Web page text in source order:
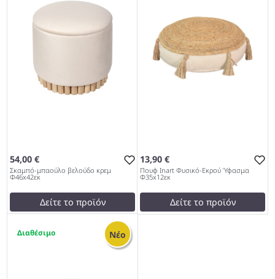
54,00 €
Σκαμπό-μπαούλο βελούδο κρεμ
Φ46x42εκ
Δείτε το προϊόν
Σκαμπό-μπαούλο βελούδο
13,90 €
Πουφ Inart Φυσικό-Εκρού Ύφασμα
Φ35x12εκ
Δείτε το προϊόν
14,90 €
Νέο